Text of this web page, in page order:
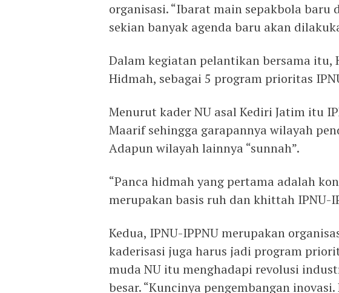
organisasi. “Ibarat main sepakbola baru
sekian banyak agenda baru akan
Dalam kegiatan pelantikan bersama itu,
Hidmah, sebagai 5 program prioritas
Menurut kader NU asal Kediri Jatim itu
Maarif sehingga garapannya wilayah
Adapun wilayah lainnya “sunnah”.
“Panca hidmah yang pertama adalah
merupakan basis ruh dan khittah IPNU-
Kedua, IPNU-IPPNU merupakan
kaderisasi juga harus jadi program
muda NU itu menghadapi revolusi
besar. “Kuncinya pengembangan